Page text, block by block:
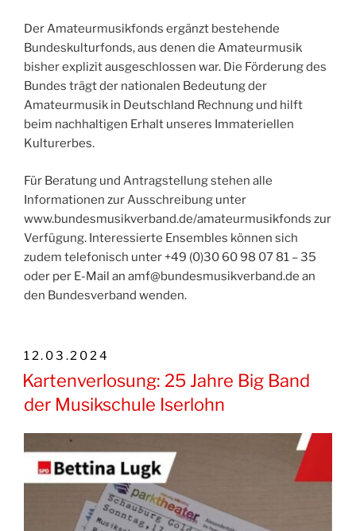
Der Amateurmusikfonds ergänzt bestehende
Bundeskulturfonds, aus denen die Amateurmusik
bisher explizit ausgeschlossen war. Die Förderung des
Bundes trägt der nationalen Bedeutung der
Amateurmusik in Deutschland Rechnung und hilft
beim nachhaltigen Erhalt unseres Immateriellen
Kulturerbes.
Für Beratung und Antragstellung stehen alle
Informationen zur Ausschreibung unter
www.bundesmusikverband.de/amateurmusikfonds zur
Verfügung. Interessierte Ensembles können sich
zudem telefonisch unter +49 (0)30 60 98 07 81 – 35
oder per E-Mail an amf@bundesmusikverband.de an
den Bundesverband wenden.
VERÖFFENTLICHT
AM
12.03.2024
Kartenverlosung: 25 Jahre Big Band
der Musikschule Iserlohn